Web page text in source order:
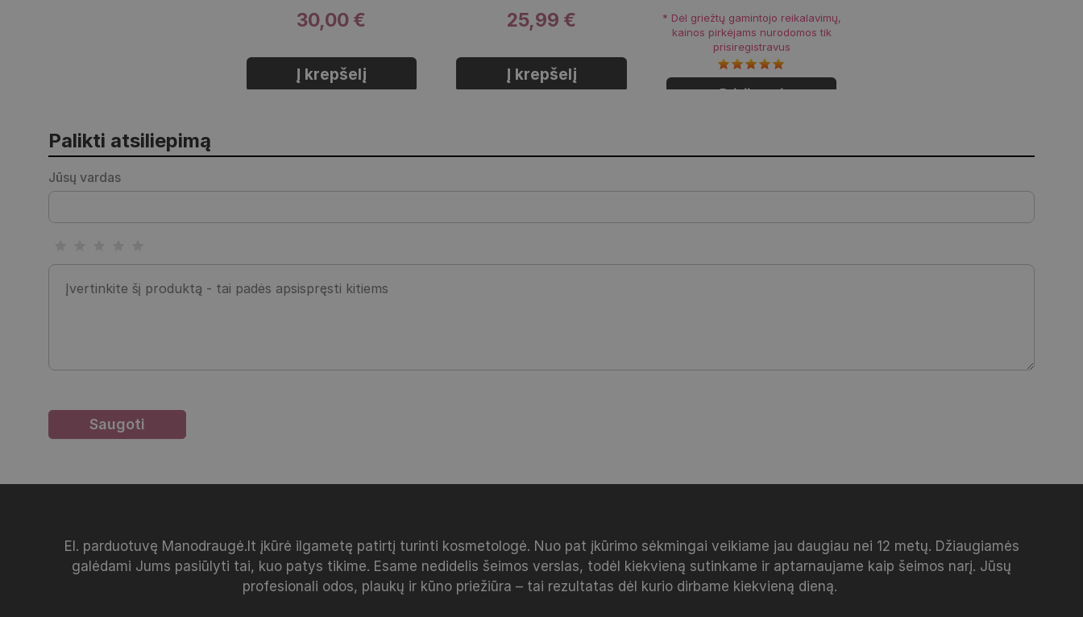
30,00 €
Į krepšelį
25,99 €
Į krepšelį
* Dėl griežtų gamintojo reikalavimų,
kainos pirkėjams nurodomos tik
prisiregistravus
Prisijungti
Palikti atsiliepimą
Jūsų vardas
El. parduotuvę Manodraugė.lt įkūrė ilgametę patirtį turinti kosmetologė. Nuo pat įkūrimo sėkmingai veikiame jau daugiau nei 12 metų. Džiaugiamės
galėdami Jums pasiūlyti tai, kuo patys tikime. Esame nedidelis šeimos verslas, todėl kiekvieną sutinkame ir aptarnaujame kaip šeimos narį. Jūsų
profesionali odos, plaukų ir kūno priežiūra – tai rezultatas dėl kurio dirbame kiekvieną dieną.